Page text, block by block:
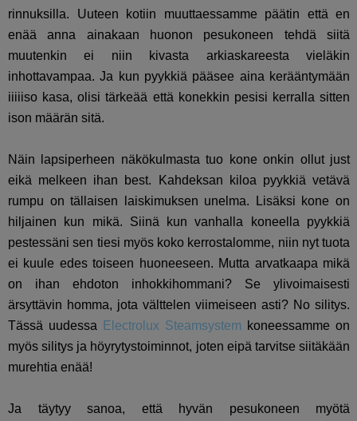
rinnuksilla. Uuteen kotiin muuttaessamme päätin että en
enää anna ainakaan huonon pesukoneen tehdä siitä
muutenkin ei niin kivasta arkiaskareesta vieläkin
inhottavampaa. Ja kun pyykkiä pääsee aina kerääntymään
iiiiiso kasa, olisi tärkeää että konekkin pesisi kerralla sitten
ison määrän sitä.
Näin lapsiperheen näkökulmasta tuo kone onkin ollut just
eikä melkeen ihan best. Kahdeksan kiloa pyykkiä vetävä
rumpu on tällaisen laiskimuksen unelma. Lisäksi kone on
hiljainen kun mikä. Siinä kun vanhalla koneella pyykkiä
pestessäni sen tiesi myös koko kerrostalomme, niin nyt tuota
ei kuule edes toiseen huoneeseen. Mutta arvatkaapa mikä
on ihan ehdoton inhokkihommani? Se ylivoimaisesti
ärsyttävin homma, jota välttelen viimeiseen asti? No silitys.
Tässä uudessa
Electrolux Steamsystem koneessamme on
myös silitys ja höyrytystoiminnot, joten eipä tarvitse siitäkään
murehtia enää!
Ja täytyy sanoa, että hyvän pesukoneen myötä